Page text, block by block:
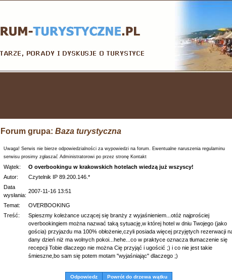
Forum grupa: Baza turystyczna
Uwaga! Serwis nie bierze odpowiedzialności za wypowiedzi na forum. Ewentualne naruszenia regulaminu
serwisu prosimy zgłaszać Administratorowi po przez stronę Kontakt
Wątek:
O overbookingu w krakowskich hotelach wiedzą już wszyscy!
Autor:
Czytelnik IP 89.200.146.*
Data
wysłania:
2007-11-16 13:51
Temat:
OVERBOOKING
Treść:
Spieszmy koleżance uczącej się branży z wyjaśnieniem...otóż najprościej
overbookingiem można nazwać taką sytuację,w której hotel w dniu Twojego (jako
gościa) przyjazdu ma 100% obłożenie,czyli posiada więcej przyjętych rezerwacji
dany dzień niż ma wolnych pokoi...hehe...co w praktyce oznacza tłumaczenie się
recepcji Tobie dlaczego nie można Cię przyjąć i ugościć ;) i co nie jest takie
śmieszne,bo sam się potem motam "wyjaśniając" dlaczego ;)
Odpowiedz Powrót do drzewa wątku